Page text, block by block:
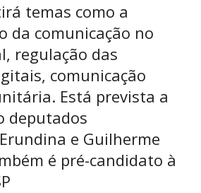
temas como a
da comunicação no
regulação das
comunicação
Está prevista a
deputados
e Guilherme
é pré-candidato à